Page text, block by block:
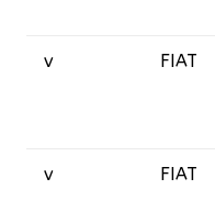
v FIAT
v FIAT